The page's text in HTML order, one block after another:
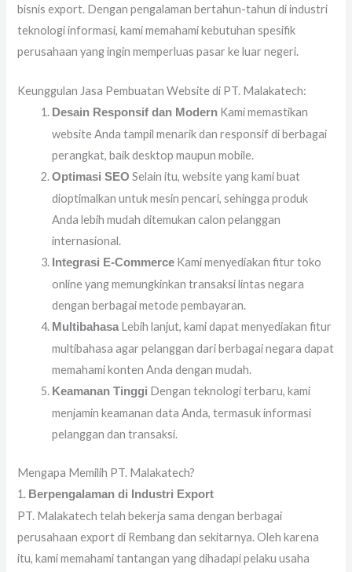
bisnis export. Dengan pengalaman bertahun-tahun di industri
teknologi informasi, kami memahami kebutuhan spesifik
perusahaan yang ingin memperluas pasar ke luar negeri.
Keunggulan Jasa Pembuatan Website di PT. Malakatech:
Desain Responsif dan Modern Kami memastikan
website Anda tampil menarik dan responsif di berbagai
perangkat, baik desktop maupun mobile.
Optimasi SEO Selain itu, website yang kami buat
dioptimalkan untuk mesin pencari, sehingga produk
Anda lebih mudah ditemukan calon pelanggan
internasional.
Integrasi E-Commerce Kami menyediakan fitur toko
online yang memungkinkan transaksi lintas negara
dengan berbagai metode pembayaran.
MultibahasaLebih lanjut, kami dapat menyediakan fitur
multibahasa agar pelanggan dari berbagai negara dapat
memahami konten Anda dengan mudah.
Keamanan Tinggi Dengan teknologi terbaru, kami
menjamin keamanan data Anda, termasuk informasi
pelanggan dan transaksi.
Mengapa Memilih PT. Malakatech?
1. Berpengalaman di Industri Export
PT. Malakatech telah bekerja sama dengan berbagai
perusahaan export di Rembang dan sekitarnya. Oleh karena
itu, kami memahami tantangan yang dihadapi pelaku usaha